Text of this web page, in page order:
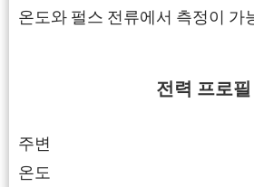
온도와 펄스 전류에서 측정이 가
전력 프로필
주변
온도